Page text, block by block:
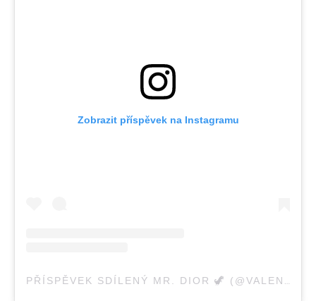
Zobrazit příspěvek na Instagramu
PŘÍSPĚVEK SDÍLENÝ MR. DIOR 🦖 (@VALENTINOXDIOR)